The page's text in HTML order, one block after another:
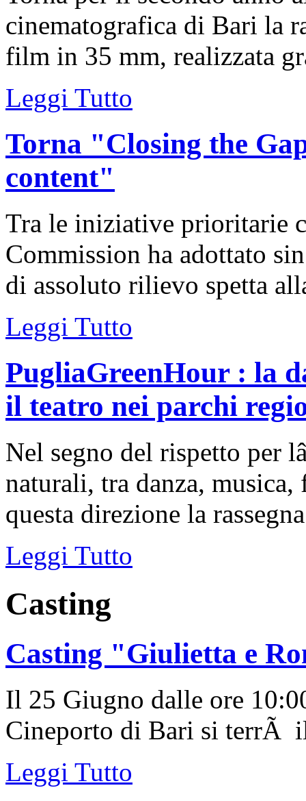
cinematografica di Bari la
film in 35 mm, realizzata
Leggi Tutto
Torna "Closing the
content"
Tra le iniziative prioritarie
Commission ha adottato
di assoluto rilievo spetta
Leggi Tutto
PugliaGreenHour : la
il teatro nei parchi
Nel segno del rispetto per
naturali, tra danza,
questa direzione la
Leggi Tutto
Casting
Casting "Giulietta e
Il 25 Giugno dalle ore
Cineporto di Bari si terrÃ
Leggi Tutto